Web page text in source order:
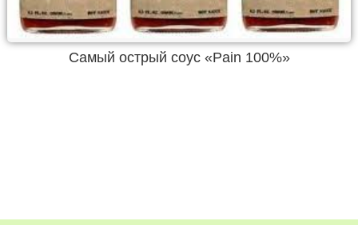
Самый острый соус «Pain 100%»